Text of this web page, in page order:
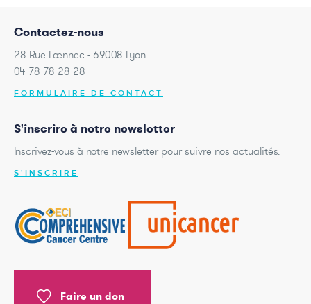
Contactez-nous
28 Rue Laennec - 69008 Lyon
04 78 78 28 28
FORMULAIRE DE CONTACT
S'inscrire à notre newsletter
Inscrivez-vous à notre newsletter pour suivre nos actualités.
S'INSCRIRE
Faire un don